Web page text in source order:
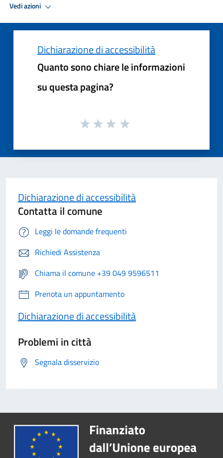
Vedi azioni
Dichiarazione di accessibilità
Quanto sono chiare le informazioni
su questa pagina?
Dichiarazione di accessibilità
Contatta il comune
Leggi le domande frequenti
Richiedi Assistenza
Chiama il comune +39 049 9596511
Prenota un appuntamento
Dichiarazione di accessibilità
Problemi in città
Segnala disservizio